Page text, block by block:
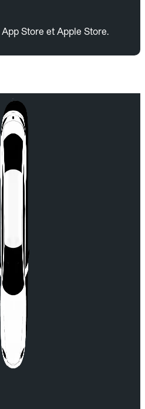
Store et Apple Store.